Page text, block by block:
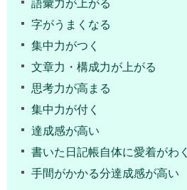
字がうまくなる
集中力がつく
文章力・構成力が上がる
思考力が高まる
集中力が付く
達成感が高い
書いた日記帳自体に愛着がわく
手間がかかる分達成感が高い